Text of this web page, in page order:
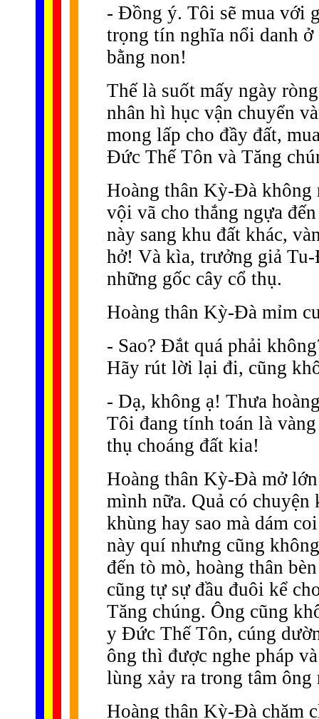
- Ðồng ý. Tôi sẽ mua với
trọng tín nghĩa nổi danh
bằng non!
Thế là suốt mấy ngày
nhân hì hục vận chuyển
mong lấp cho đầy đất,
Ðức Thế Tôn và Tăng
Hoàng thân Kỳ-Ðà không
vội vã cho thắng ngựa
này sang khu đất khác,
hở! Và kìa, trưởng giả
những gốc cây cổ thụ.
Hoàng thân Kỳ-Ðà mỉm
- Sao? Ðắt quá phải
Hãy rút lời lại đi, cũng
- Dạ, không ạ! Thưa
Tôi đang tính toán là
thụ choáng đất kia!
Hoàng thân Kỳ-Ðà mở
mình nữa. Quả có
khùng hay sao mà dám
này quí nhưng cũng
đến tò mò, hoàng thân
cũng tự sự đầu đuôi kể
Tăng chúng. Ông cũng
y Ðức Thế Tôn, cúng
ông thì được nghe pháp
lùng xảy ra trong tâm ông
Hoàng thân Kỳ-Ðà chăm